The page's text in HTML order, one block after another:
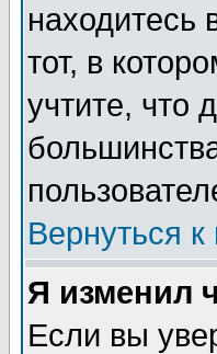
находитесь
тот, в
учтите, что
Вернуться к
Я изменил
Если вы